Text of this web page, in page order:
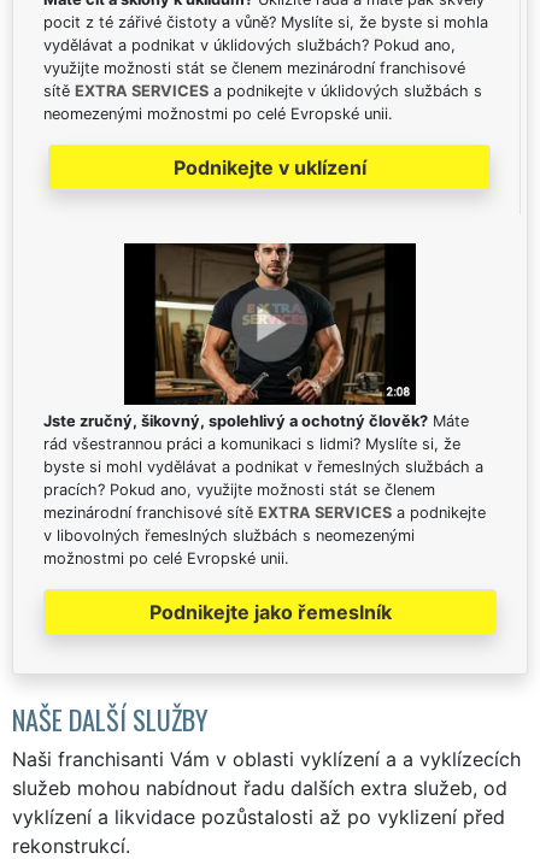
pocit z té zářivé čistoty a vůně? Myslíte si, že byste si mohla
vydělávat a podnikat v úklidových službách? Pokud ano,
využijte možnosti stát se členem mezinárodní franchisové
sítě EXTRA SERVICES a podnikejte v úklidových službách s
neomezenými možnostmi po celé Evropské unii.
Podnikejte v uklízení
Jste zručný, šikovný, spolehlivý a ochotný člověk? Máte
rád všestrannou práci a komunikaci s lidmi? Myslíte si, že
byste si mohl vydělávat a podnikat v řemeslných službách a
pracích? Pokud ano, využijte možnosti stát se členem
mezinárodní franchisové sítě EXTRA SERVICES a podnikejte
v libovolných řemeslných službách s neomezenými
možnostmi po celé Evropské unii.
Podnikejte jako řemeslník
NAŠE DALŠÍ SLUŽBY
Naši franchisanti Vám v oblasti vyklízení a a vyklízecích
služeb mohou nabídnout řadu dalších extra služeb, od
vyklízení a likvidace pozůstalosti až po vyklizení před
rekonstrukcí.